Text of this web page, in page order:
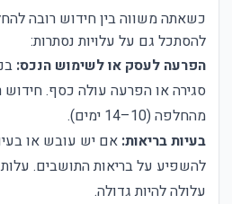
כשאתה משווה בין חידוש רובה
להסתכל גם על עלויות נסתרות:
הפרעה לעסק או לשימוש הנכס:
מהחלפה (10–14 ימים).
בעיות בריאות: אם יש עובש או
להשפיע על בריאות התושבים.
עלולה להיות גדולה.